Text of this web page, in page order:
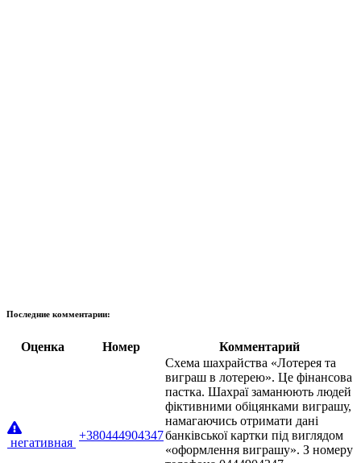
Последние комментарии:
Оценка Номер Комментарий
негативная
+380444904347
Схема шахрайства «Лотерея та
виграш в лотерею». Це фінансова
пастка. Шахраї заманюють людей
фіктивними обіцянками виграшу,
намагаючись отримати дані
банківської картки під виглядом
«оформлення виграшу». З номеру